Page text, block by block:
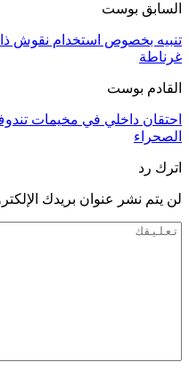
السابق بوست
تنبيه بخصوص استخدام نقوش
غرناطة
القادم بوست
احتقان داخلي في مخيمات
الصحراء
اترك رد
لن يتم نشر عنوان بريدك